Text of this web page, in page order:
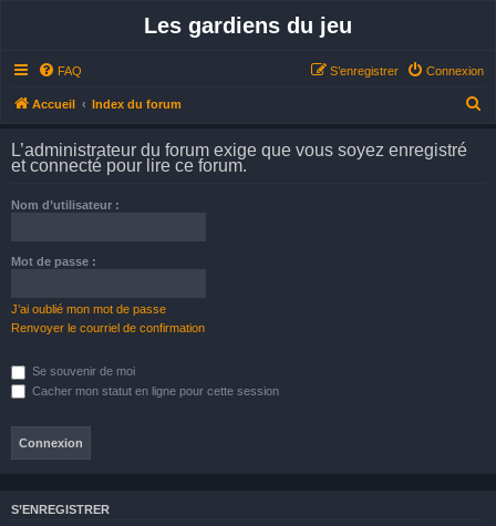
Les gardiens du jeu
FAQ Connexion
S’enregistrer
Accueil Index du forum
L’administrateur du forum exige que vous soyez enregistré
et connecté pour lire ce forum.
Nom d’utilisateur :
Mot de passe :
J’ai oublié mon mot de passe
Renvoyer le courriel de confirmation
Se souvenir de moi
Cacher mon statut en ligne pour cette session
S’ENREGISTRER